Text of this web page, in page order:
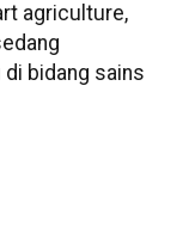
agriculture,
bidang sains